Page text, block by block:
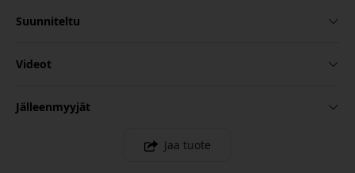
Suunniteltu
Videot
Jälleenmyyjät
Jaa tuote